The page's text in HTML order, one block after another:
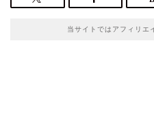
当サイトではアフィリエ